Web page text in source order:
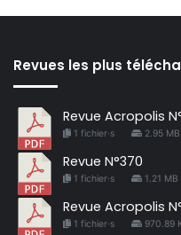
Revues les plus
Revue Acropolis
1 fichier·s 2.95 MB
Revue N°370
1 fichier·s 1.21 MB
Revue Acropolis
1 fichier·s 970.89